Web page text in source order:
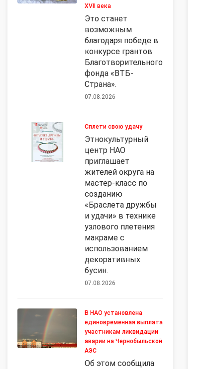
XVII века
Это станет
возможным
благодаря победе в
конкурсе грантов
Благотворительного
фонда «ВТБ-
Страна».
07.08.2026
Сплети свою удачу
Этнокультурный
центр НАО
приглашает
жителей округа на
мастер-класс по
созданию
«Браслета дружбы
и удачи» в технике
узлового плетения
макраме с
использованием
декоративных
бусин.
07.08.2026
В НАО установлена
единовременная выплата
участникам ликвидации
аварии на Чернобыльской
АЭС
Об этом сообщила